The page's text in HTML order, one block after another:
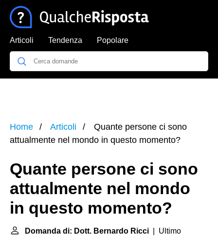
Articoli Tendenza Popolare
Home Articoli
Quante persone ci sono
attualmente nel mondo in questo momento?
Quante persone ci sono
attualmente nel mondo
in questo momento?
Domanda di: Dott. Bernardo Ricci | Ultimo